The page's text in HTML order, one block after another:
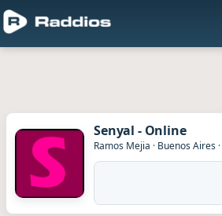
Senyal - Online
Ramos Mejia · Buenos Aires ·